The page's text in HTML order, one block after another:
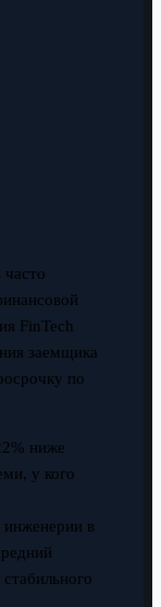
FinTech
заемщика
по
ниже
у кого
в